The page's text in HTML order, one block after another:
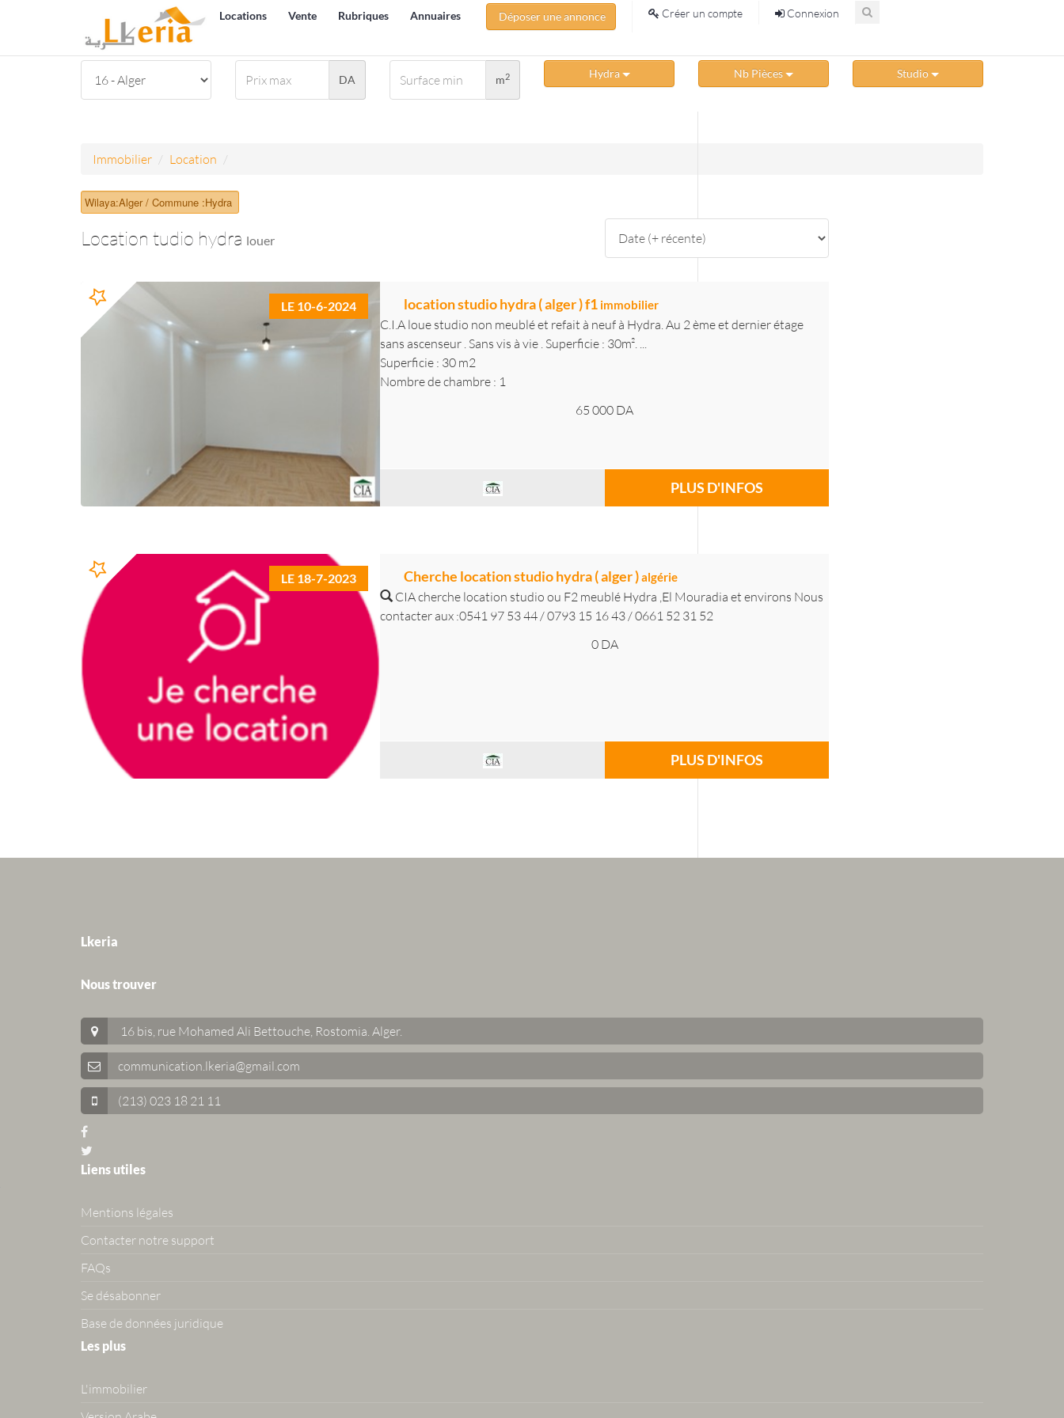
Locations Vente Rubriques Annuaires Déposer une annonce Créer un compte Connexion
DA m2 Hydra Nb Pièces Studio
Immobilier Location
Wilaya:Alger / Commune :Hydra
Location tudio hydra louer
LE 10-6-2024 location studio hydra ( alger ) f1 immobilier
C.I.A loue studio non meublé et refait à neuf à Hydra. Au 2 ème et dernier étage
sans ascenseur . Sans vis à vie . Superficie : 30m². ...
Superficie : 30 m2
Nombre de chambre : 1
65 000 DA
PLUS D'INFOS
LE 18-7-2023 Cherche location studio hydra ( alger )algérie
CIA cherche location studio ou F2 meublé Hydra ,El Mouradia et environs Nous
contacter aux :0541 97 53 44 / 0793 15 16 43 / 0661 52 31 52
0 DA
PLUS D'INFOS
Lkeria
Nous trouver
16 bis, rue Mohamed Ali Bettouche, Rostomia. Alger.
communication.lkeria@gmail.com
(213) 023 18 21 11
Liens utiles
Mentions légales
Contacter notre support
FAQs
Se désabonner
Base de données juridique
Les plus
L'immobilier